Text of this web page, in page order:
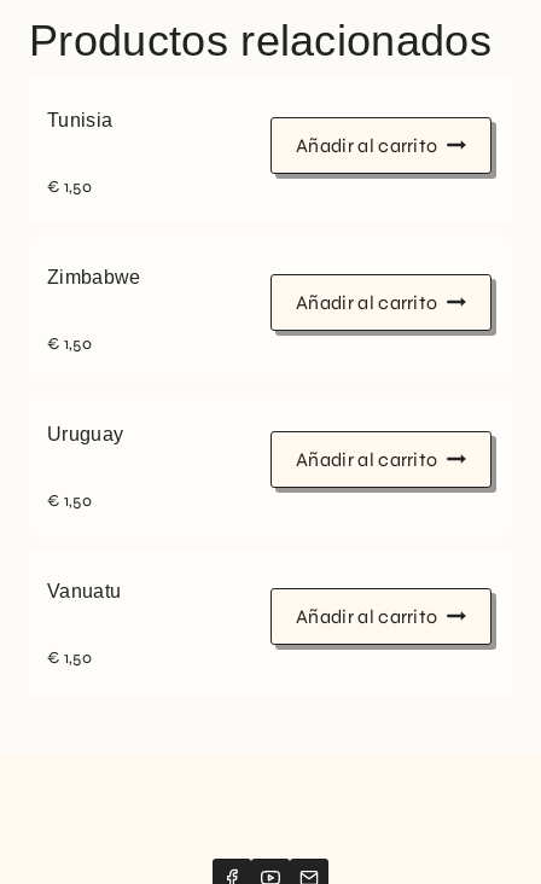
Productos relacionados
Tunisia
€ 1,50
Añadir al carrito
Zimbabwe
€ 1,50
Añadir al carrito
Uruguay
€ 1,50
Añadir al carrito
Vanuatu
€ 1,50
Añadir al carrito